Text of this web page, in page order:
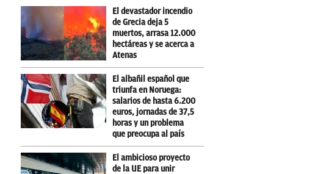
El devastador incendio
de Grecia deja 5
muertos, arrasa 12.000
hectáreas y se acerca a
Atenas
El albañil español que
triunfa en Noruega:
salarios de hasta 6.200
euros, jornadas de 37,5
horas y un problema
que preocupa al país
El ambicioso proyecto
de la UE para unir